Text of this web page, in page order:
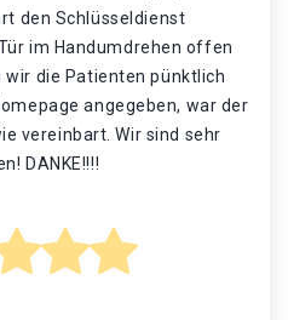
den Schlüsseldienst
im Handumdrehen offen
wir die Patienten pünktlich
angegeben, war der
vereinbart. Wir sind sehr
DANKE!!!!